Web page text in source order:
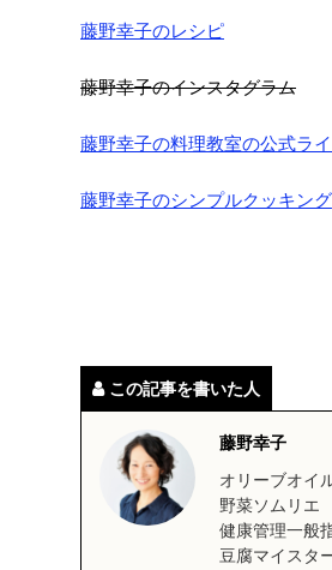
藤野幸子のレシピ
藤野幸子のインスタグラム
藤野幸子の料理教室の公式ラ
藤野幸子のシンプルクッキン
この記事を書いた人
藤野幸子
オリーブオイ
野菜ソムリエ
健康管理一般
豆腐マイスタ